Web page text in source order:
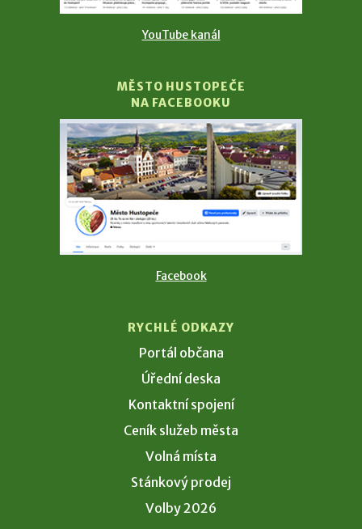
YouTube kanál
MĚSTO HUSTOPEČE
NA FACEBOOKU
Facebook
RYCHLÉ ODKAZY
Portál občana
Úřední deska
Kontaktní spojení
Ceník služeb města
Volná místa
Stánkový prodej
Volby 2026